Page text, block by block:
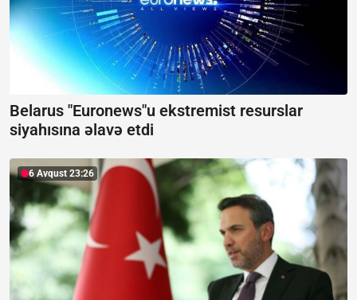
Belarus "Euronews"u ekstremist resurslar
siyahısına əlavə etdi
6 Avqust 23:26